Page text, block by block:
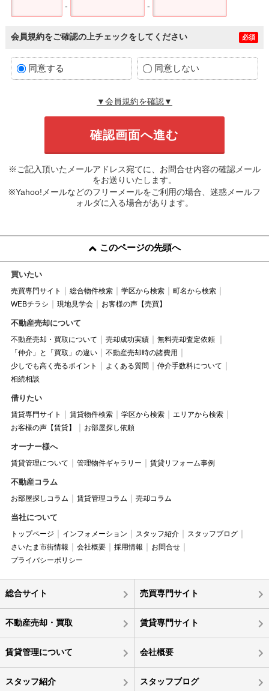
- -
会員規約をご確認の上チェックをしてください 必須
同意する 同意しない
▼会員規約を確認▼
※ご記入頂いたメールアドレス宛てに、お問合せ内容の確認メール
をお送りいたします。
※Yahoo!メールなどのフリーメールをご利用の場合、迷惑メールフ
ォルダに入る場合があります。
このページの先頭へ
買いたい
売買専門サイト 総合物件検索 学区から検索
町名から検索
WEBチラシ
現地見学会 お客様の声【売買】
不動産売却について
不動産売却・買取について 売却成功実績
無料売却査定依頼
「仲介」と「買取」の違い
不動産売却時の諸費用
少しでも高く売るポイント
よくある質問
仲介手数料について
相続相談
借りたい
賃貸専門サイト 賃貸物件検索 学区から検索
エリアから検索
お客様の声【賃貸】
お部屋探し依頼
オーナー様へ
賃貸管理について 管理物件ギャラリー 賃貸リフォーム事例
不動産コラム
お部屋探しコラム 賃貸管理コラム 売却コラム
当社について
トップページ インフォメーション スタッフ紹介
スタッフブログ
さいたま市街情報
会社概要 採用情報
お問合せ
プライバシーポリシー
総合サイト 売買専門サイト
不動産売却・買取 賃貸専門サイト
賃貸管理について 会社概要
スタッフ紹介 スタッフブログ